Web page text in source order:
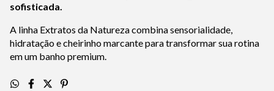
sofisticada.
A linha Extratos da Natureza combina sensorialidade,
hidratação e cheirinho marcante para transformar sua rotina
em um banho premium.